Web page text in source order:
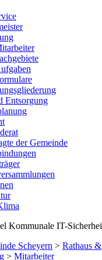
Entsorgung
der Gemeinde
Scheyern > Rathaus &
> Mitarbeiter